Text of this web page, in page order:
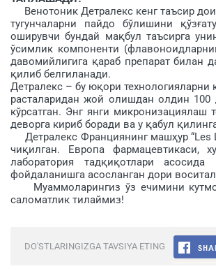
Венотоник Детралекс кенг таъсир
тугунчаларни пайдо бўлишини
оширувчи бундай мақбул таъсирга
ўсимлик компоненти
давомийлигига қараб препарат билан
қилиб белгиланади.
Детралекс – бу юқори технологияларни
расталаридан жой олишдан олдин 100
кўрсатган. Энг янги микронизациялаш
деворга кириб боради ва у қабул
Детралекс Франциянинг машҳур “Les
чиқилган. Европа фармацевтикаси,
лаборатория тадқиқотлари
фойдаланишга асосланган дори
Муаммоларингиз ўз ечимини
саломатлик тилаймиз!
DO'STLARINGIZGA TAVSIYA ETING